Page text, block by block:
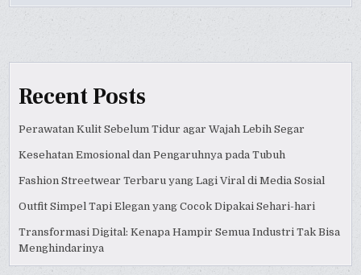
Recent Posts
Perawatan Kulit Sebelum Tidur agar Wajah Lebih Segar
Kesehatan Emosional dan Pengaruhnya pada Tubuh
Fashion Streetwear Terbaru yang Lagi Viral di Media Sosial
Outfit Simpel Tapi Elegan yang Cocok Dipakai Sehari-hari
Transformasi Digital: Kenapa Hampir Semua Industri Tak Bisa
Menghindarinya